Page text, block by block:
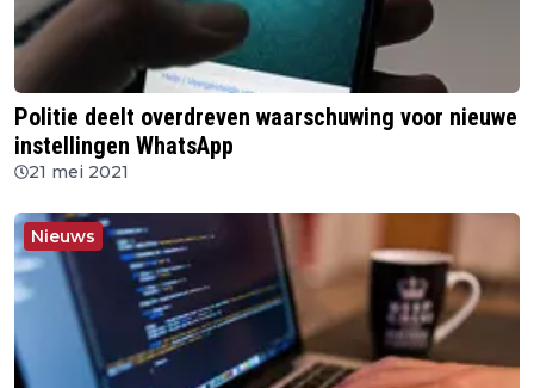
Politie deelt overdreven waarschuwing voor nieuwe
instellingen WhatsApp
21 mei 2021
Nieuws